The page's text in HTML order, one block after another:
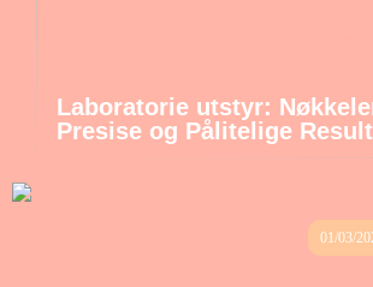
Laboratorie utstyr:
Presise og Pålitelige
01/03/